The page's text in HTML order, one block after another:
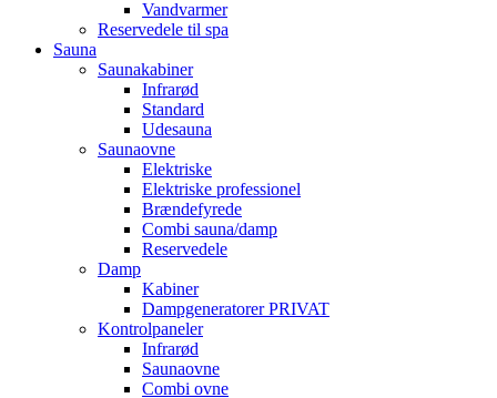
Vandvarmer
Reservedele til spa
Sauna
Saunakabiner
Infrarød
Standard
Udesauna
Saunaovne
Elektriske
Elektriske professionel
Brændefyrede
Combi sauna/damp
Reservedele
Damp
Kabiner
Dampgeneratorer PRIVAT
Kontrolpaneler
Infrarød
Saunaovne
Combi ovne